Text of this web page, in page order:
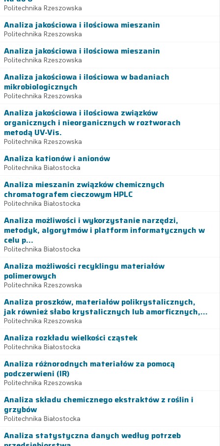
Politechnika Rzeszowska
Analiza jakościowa i ilościowa mieszanin
Politechnika Rzeszowska
Analiza jakościowa i ilościowa mieszanin
Politechnika Rzeszowska
Analiza jakościowa i ilościowa w badaniach
mikrobiologicznych
Politechnika Rzeszowska
Analiza jakościowa i ilościowa związków
organicznych i nieorganicznych w roztworach
metodą UV-Vis.
Politechnika Rzeszowska
Analiza kationów i anionów
Politechnika Białostocka
Analiza mieszanin związków chemicznych
chromatografem cieczowym HPLC
Politechnika Białostocka
Analiza możliwości i wykorzystanie narzędzi,
metodyk, algorytmów i platform informatycznych w
celu p...
Politechnika Białostocka
Analiza możliwości recyklingu materiałów
polimerowych
Politechnika Rzeszowska
Analiza proszków, materiałów polikrystalicznych,
jak również słabo krystalicznych lub amorficznych,...
Politechnika Rzeszowska
Analiza rozkładu wielkości cząstek
Politechnika Białostocka
Analiza różnorodnych materiałów za pomocą
podczerwieni (IR)
Politechnika Rzeszowska
Analiza składu chemicznego ekstraktów z roślin i
grzybów
Politechnika Białostocka
Analiza statystyczna danych według potrzeb